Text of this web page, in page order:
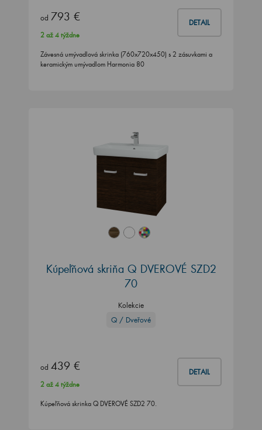
od 793 € DETAIL
2 až 4 týždne
Závesná umývadlová skrinka (760x720x450) s 2 zásuvkami a
keramickým umývadlom Harmonia 80
Kúpeľňová skriňa Q DVEROVÉ SZD2
70
Kolekcie
Q / Dveřové
od 439 € DETAIL
2 až 4 týždne
Kúpeľňová skrinka Q DVEROVÉ SZD2 70.